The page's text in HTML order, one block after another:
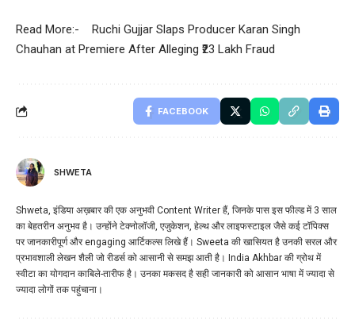
Read More:- Ruchi Gujjar Slaps Producer Karan Singh
Chauhan at Premiere After Alleging ₹23 Lakh Fraud
FACEBOOK
SHWETA
Shweta, इंडिया अख़बार की एक अनुभवी Content Writer हैं, जिनके पास इस फील्ड में 3 साल
का बेहतरीन अनुभव है। उन्होंने टेक्नोलॉजी, एजुकेशन, हेल्थ और लाइफस्टाइल जैसे कई टॉपिक्स
पर जानकारीपूर्ण और engaging आर्टिकल्स लिखे हैं। Sweeta की खासियत है उनकी सरल और
प्रभावशाली लेखन शैली जो रीडर्स को आसानी से समझ आती है। India Akhbar की ग्रोथ में
स्वीटा का योगदान काबिले-तारीफ है। उनका मकसद है सही जानकारी को आसान भाषा में ज्यादा से
ज्यादा लोगों तक पहुंचाना।